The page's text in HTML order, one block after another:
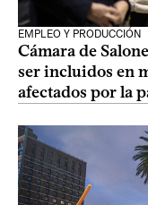
EMPLEO Y PRODUCCIÓN
Cámara de
ser incluidos en
afectados por la